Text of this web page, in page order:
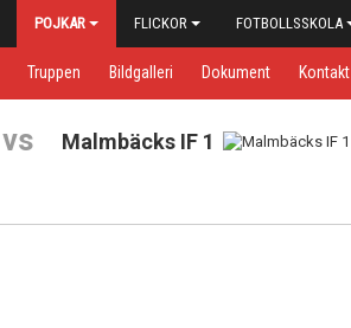
POJKAR FLICKOR FOTBOLLSSKOLA
Truppen Bildgalleri Dokument Kontakt
vs Malmbäcks IF 1